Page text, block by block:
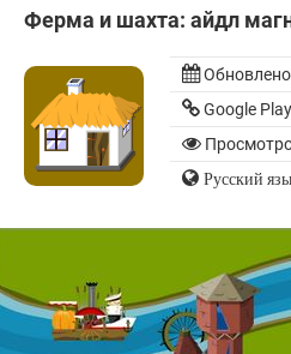
Ферма и шахта: айдл
Google
Русский